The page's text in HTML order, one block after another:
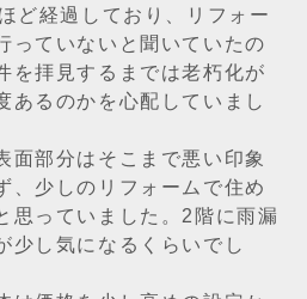
ど経過しており、リフォー
っていないと聞いていたの
を拝見するまでは老朽化が
あるのかを心配していまし
面部分はそこまで悪い印象
、少しのリフォームで住め
思っていました。2階に雨漏
少し気になるくらいでし